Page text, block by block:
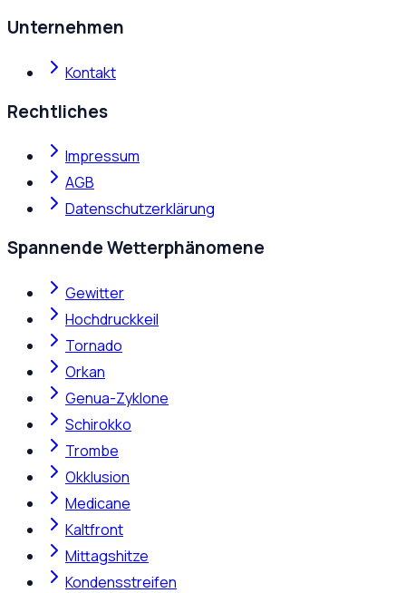
Unternehmen
Kontakt
Rechtliches
Impressum
AGB
Datenschutzerklärung
Spannende Wetterphänomene
Gewitter
Hochdruckkeil
Tornado
Orkan
Genua-Zyklone
Schirokko
Trombe
Okklusion
Medicane
Kaltfront
Mittagshitze
Kondensstreifen